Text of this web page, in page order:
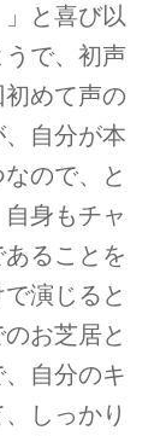
と喜び以
で、初声
めて声の
自分が本
ので、と
身もチャ
ることを
演じると
お芝居と
自分のキ
しっかり